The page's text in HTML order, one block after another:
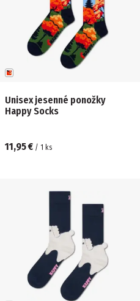
Unisex jesenné ponožky
Happy Socks
11,95 € / 1 ks